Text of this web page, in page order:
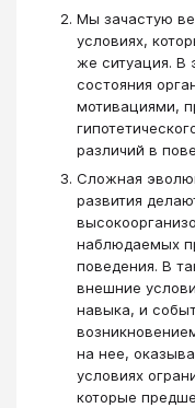
Мы зачастую
условиях,
же ситуация. В
состояния
мотивациями,
различий в
Сложная
развития
наблюдаемых
поведения. В
внешние
навыка, и
на нее,
условиях
которые